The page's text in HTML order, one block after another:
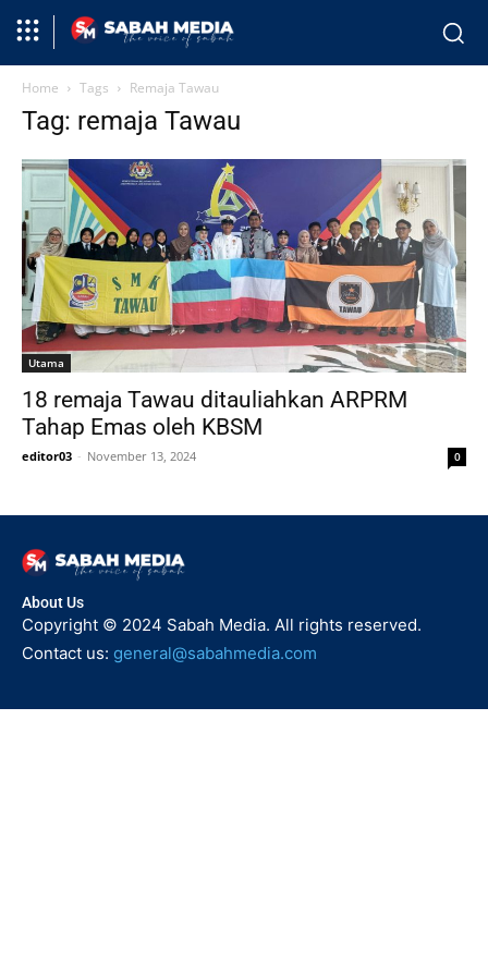
Home Tags Remaja Tawau
Tag: remaja Tawau
Utama
18 remaja Tawau ditauliahkan ARPRM
Tahap Emas oleh KBSM
editor03 - November 13, 2024 0
About Us
Copyright © 2024 Sabah Media. All rights reserved.
Contact us: general@sabahmedia.com